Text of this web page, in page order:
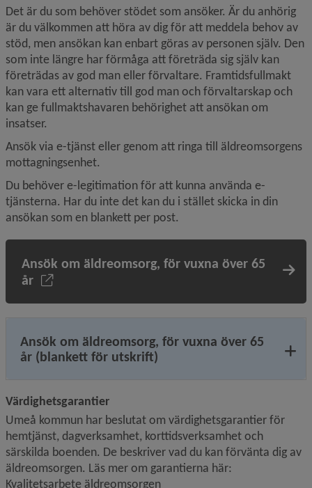
Det är du som behöver stödet som ansöker. Är du anhörig
är du välkommen att höra av dig för att meddela behov av
stöd, men ansökan kan enbart göras av personen själv. Den
som inte längre har förmåga att företräda sig själv kan
företrädas av god man eller förvaltare. Framtidsfullmakt
kan vara ett alternativ till god man och förvaltarskap och
kan ge fullmaktshavaren behörighet att ansökan om
insatser.
Ansök via e-tjänst eller genom att ringa till äldreomsorgens
mottagningsenhet.
Du behöver e-legitimation för att kunna använda e-
tjänsterna. Har du inte det kan du i stället skicka in din
ansökan som en blankett per post.
Ansök om äldreomsorg, för vuxna över 65
år
Ansök om äldreomsorg, för vuxna över 65
år (blankett för utskrift)
Värdighetsgarantier
Umeå kommun har beslutat om värdighets­garantier för
hemtjänst, dagverksamhet, korttidsverksamhet och
särskilda boenden. De beskriver vad du kan förvänta dig av
Kvalitetsarbete äldreomsorgen